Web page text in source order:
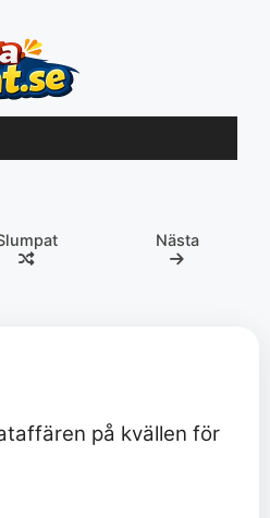
Nästa
på kvällen för